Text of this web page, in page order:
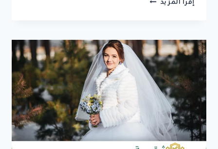
إقرأ المزيد
جدة:
إنهاء
المعاملة
في
7
ايام
القبول